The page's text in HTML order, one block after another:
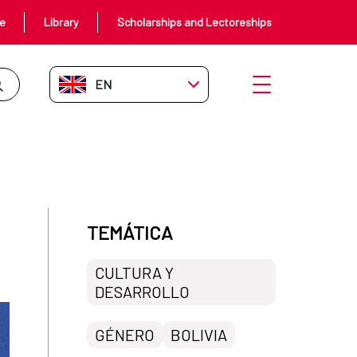
Library Scholarships and Lectoreships
EN-GB Open menu
TEMÁTICA
CULTURA Y
DESARROLLO
GÉNERO BOLIVIA